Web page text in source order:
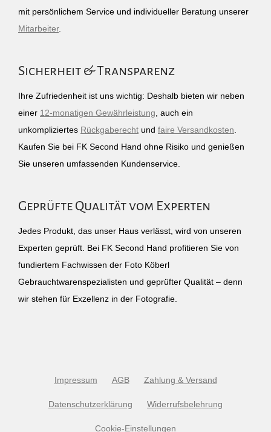
mit persönlichem Service und individueller Beratung unserer
Mitarbeiter.
Sicherheit & Transparenz
Ihre Zufriedenheit ist uns wichtig: Deshalb bieten wir neben
einer 12-monatigen Gewährleistung , auch ein
unkompliziertes Rückgaberecht und faire Versandkosten
Kaufen Sie bei FK Second Hand ohne Risiko und genießen
Sie unseren umfassenden Kundenservice.
Geprüfte Qualität vom Experten
Jedes Produkt, das unser Haus verlässt, wird von unseren
Experten geprüft. Bei FK Second Hand profitieren Sie von
fundiertem Fachwissen der Foto Köberl
Gebrauchtwarenspezialisten und geprüfter Qualität – denn
wir stehen für Exzellenz in der Fotografie.
Impressum AGB Zahlung & Versand
Datenschutzerklärung Widerrufsbelehrung
Cookie-Einstellungen